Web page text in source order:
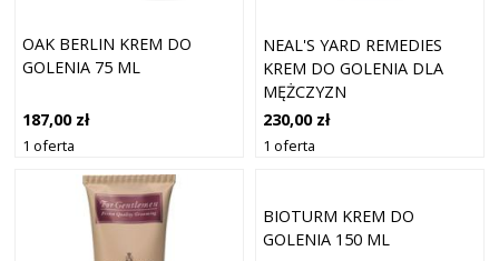
OAK BERLIN KREM DO
GOLENIA 75 ML
187,00 zł
1 oferta
NEAL'S YARD REMEDIES
KREM DO GOLENIA DLA
MĘŻCZYZN
230,00 zł
1 oferta
BIOTURM KREM DO
GOLENIA 150 ML